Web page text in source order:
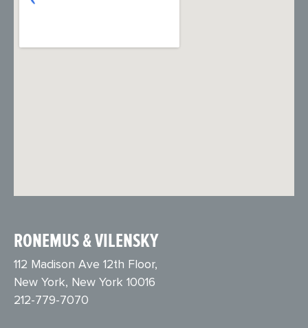
RONEMUS & VILENSKY
112 Madison Ave 12th Floor,
New York, New York 10016
212-779-7070